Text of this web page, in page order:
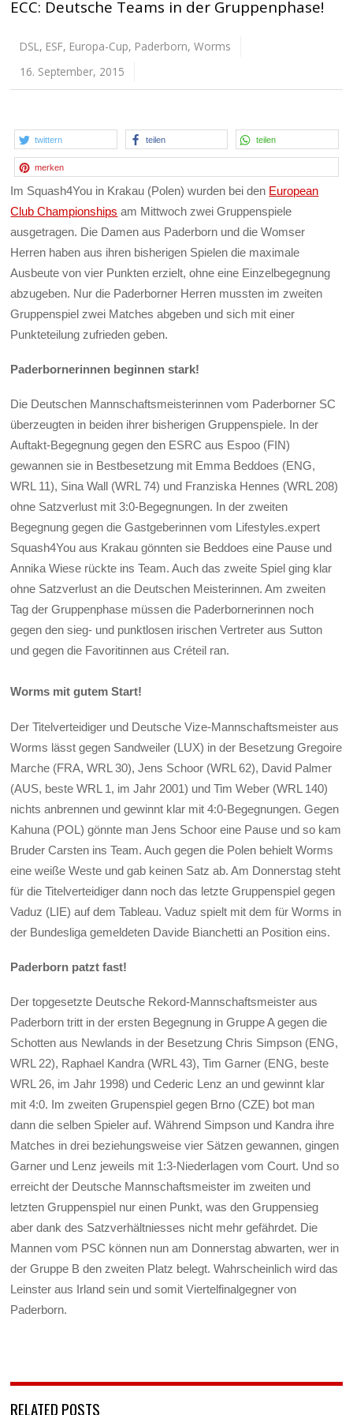
ECC: Deutsche Teams in der Gruppenphase!
DSL, ESF, Europa-Cup, Paderborn,Worms
16. September, 2015
twittern teilen teilen
merken
Im Squash4You in Krakau (Polen) wurden bei den European
Club Championships am Mittwoch zwei Gruppenspiele
ausgetragen. Die Damen aus Paderborn und die Womser
Herren haben aus ihren bisherigen Spielen die maximale
Ausbeute von vier Punkten erzielt, ohne eine Einzelbegegnung
abzugeben. Nur die Paderborner Herren mussten im zweiten
Gruppenspiel zwei Matches abgeben und sich mit einer
Punkteteilung zufrieden geben.
Paderbornerinnen beginnen stark!
Die Deutschen Mannschaftsmeisterinnen vom Paderborner SC
überzeugten in beiden ihrer bisherigen Gruppenspiele. In der
Auftakt-Begegnung gegen den ESRC aus Espoo (FIN)
gewannen sie in Bestbesetzung mit Emma Beddoes (ENG,
WRL 11), Sina Wall (WRL 74) und Franziska Hennes (WRL 208)
ohne Satzverlust mit 3:0-Begegnungen. In der zweiten
Begegnung gegen die Gastgeberinnen vom Lifestyles.expert
Squash4You aus Krakau gönnten sie Beddoes eine Pause und
Annika Wiese rückte ins Team. Auch das zweite Spiel ging klar
ohne Satzverlust an die Deutschen Meisterinnen. Am zweiten
Tag der Gruppenphase müssen die Paderbornerinnen noch
gegen den sieg- und punktlosen irischen Vertreter aus Sutton
und gegen die Favoritinnen aus Créteil ran.
Worms mit gutem Start!
Der Titelverteidiger und Deutsche Vize-Mannschaftsmeister aus
Worms lässt gegen Sandweiler (LUX) in der Besetzung Gregoire
Marche (FRA, WRL 30), Jens Schoor (WRL 62), David Palmer
(AUS, beste WRL 1, im Jahr 2001) und Tim Weber (WRL 140)
nichts anbrennen und gewinnt klar mit 4:0-Begegnungen. Gegen
Kahuna (POL) gönnte man Jens Schoor eine Pause und so kam
Bruder Carsten ins Team. Auch gegen die Polen behielt Worms
eine weiße Weste und gab keinen Satz ab. Am Donnerstag steht
für die Titelverteidiger dann noch das letzte Gruppenspiel gegen
Vaduz (LIE) auf dem Tableau. Vaduz spielt mit dem für Worms in
der Bundesliga gemeldeten Davide Bianchetti an Position eins.
Paderborn patzt fast!
Der topgesetzte Deutsche Rekord-Mannschaftsmeister aus
Paderborn tritt in der ersten Begegnung in Gruppe A gegen die
Schotten aus Newlands in der Besetzung Chris Simpson (ENG,
WRL 22), Raphael Kandra (WRL 43), Tim Garner (ENG, beste
WRL 26, im Jahr 1998) und Cederic Lenz an und gewinnt klar
mit 4:0. Im zweiten Grupenspiel gegen Brno (CZE) bot man
dann die selben Spieler auf. Während Simpson und Kandra ihre
Matches in drei beziehungsweise vier Sätzen gewannen, gingen
Garner und Lenz jeweils mit 1:3-Niederlagen vom Court. Und so
erreicht der Deutsche Mannschaftsmeister im zweiten und
letzten Gruppenspiel nur einen Punkt, was den Gruppensieg
aber dank des Satzverhältniesses nicht mehr gefährdet. Die
Mannen vom PSC können nun am Donnerstag abwarten, wer in
der Gruppe B den zweiten Platz belegt. Wahrscheinlich wird das
Leinster aus Irland sein und somit Viertelfinalgegner von
Paderborn.
RELATED POSTS